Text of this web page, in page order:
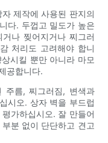
제작에 사용된 판지의
다. 두껍고 밀도가 높은
나 찢어지거나 찌그러
처리도 고려해야 합니
시킬 뿐만 아니라 마모
공합니다.
주름, 찌그러짐, 변색과
시오. 상자 벽을 부드럽
가하십시오. 잘 만들어
분 없이 단단하고 견고